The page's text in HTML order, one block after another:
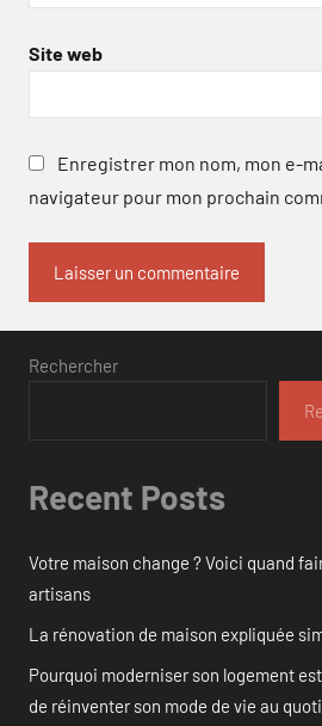
Site web
Enregistrer mon nom, mon e-
navigateur pour mon prochain
Rechercher
Recent Posts
Votre maison change ? Voici quand
artisans
La rénovation de maison expliquée
Pourquoi moderniser son logement
de réinventer son mode de vie au